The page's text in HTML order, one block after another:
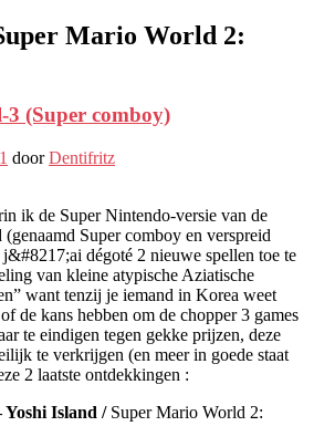
Mario World 2:
(Super comboy)
doorDentifritz
ik de Super Nintendo-versie van de
(genaamd Super comboy en verspreid
dégoté 2 nieuwe spellen toe te
van kleine atypische Aziatische
want tenzij je iemand in Korea weet
de kans hebben om de chopper 3 games
te eindigen tegen gekke prijzen, deze
te verkrijgen (en meer in goede staat
2 laatste ontdekkingen :
Island / Super Mario World 2: